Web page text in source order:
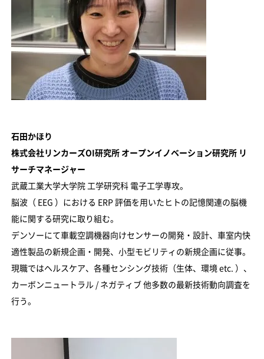
石田かほり
株式会社リンカーズOI研究所 オープンイノベーション研究所 リ
サーチマネージャー
武蔵工業大学大学院 工学研究科 電子工学専攻。
脳波（ EEG ）における ERP 評価を用いたヒトの記憶関連の脳機
能に関する研究に取り組む。
デンソーにて車載空調機器向けセンサーの開発・設計、車室内快
適性製品の新規企画・開発、小型モビリティの新規企画に従事。
現職ではヘルスケア、各種センシング技術（生体、環境 etc. ）、
カーボンニュートラル / ネガティブ 他多数の最新技術動向調査を
行う。